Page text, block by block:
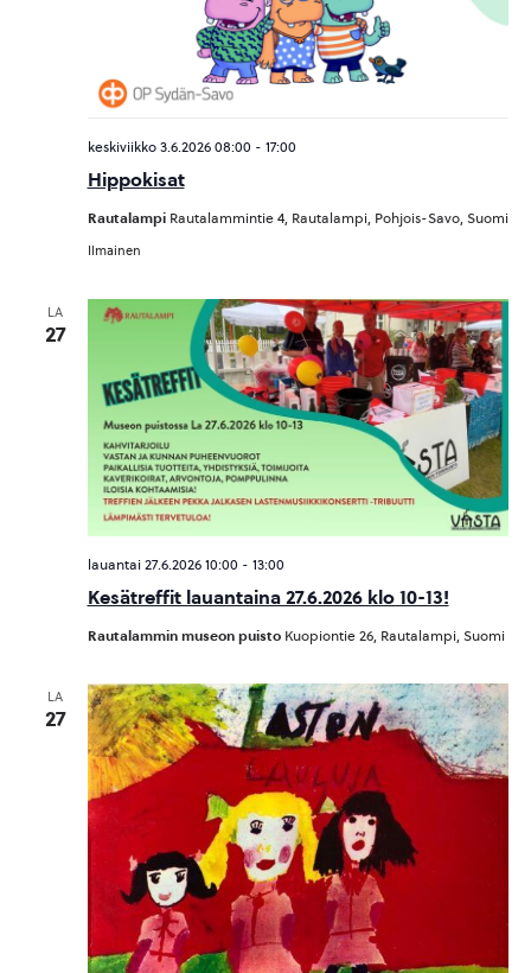
Hippokisat
keskiviikko 3.6.2026 08:00 - 17:00
Rautalampi Rautalammintie 4, Rautalampi, Pohjois-Savo, Suomi
Ilmainen
LA
27
Kesätreffit lauantaina 27.6.2026 klo 10-13!
lauantai 27.6.2026 10:00 - 13:00
Rautalammin museon puisto Kuopiontie 26, Rautalampi, Suomi
LA
27